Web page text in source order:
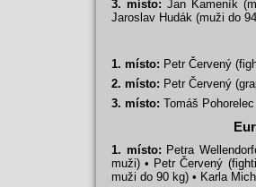
3. místo: Jan Kameník
Jaroslav Hudák (muži do
1. místo: Petr Červený
2. místo: Petr Červený
3. místo: Tomáš
1. místo: Petra
muži) • Petr Červený
muži do 90 kg) • Karla